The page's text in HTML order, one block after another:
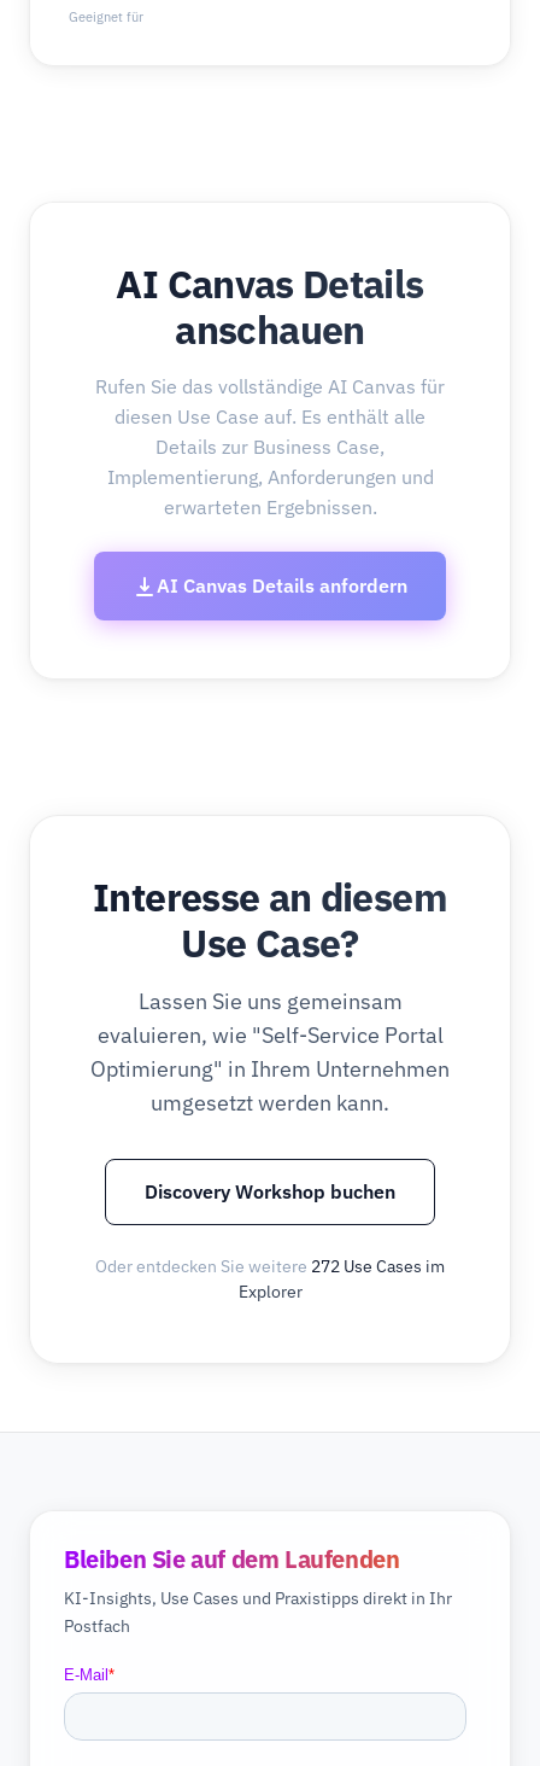
Geeignet für
AI Canvas Details
anschauen
Rufen Sie das vollständige AI Canvas für
diesen Use Case auf. Es enthält alle
Details zur Business Case,
Implementierung, Anforderungen und
erwarteten Ergebnissen.
AI Canvas Details anfordern
Interesse an diesem
Use Case?
Lassen Sie uns gemeinsam
evaluieren, wie "Self-Service Portal
Optimierung" in Ihrem Unternehmen
umgesetzt werden kann.
Discovery Workshop buchen
Oder entdecken Sie weitere 272 Use Cases im
Explorer
Bleiben Sie auf dem Laufenden
KI-Insights, Use Cases und Praxistipps direkt in Ihr
Postfach